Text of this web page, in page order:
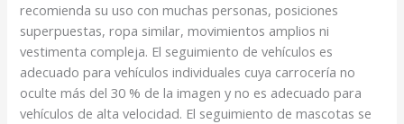
recomienda su uso con muchas personas, posiciones
superpuestas, ropa similar, movimientos amplios ni
vestimenta compleja. El seguimiento de vehículos es
adecuado para vehículos individuales cuya carrocería no
oculte más del 30 % de la imagen y no es adecuado para
vehículos de alta velocidad. El seguimiento de mascotas se